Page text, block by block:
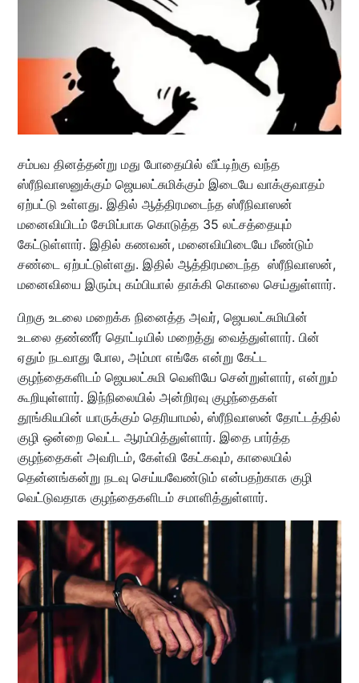
சம்பவ தினத்தன்று மது போதையில் வீட்டிற்கு வந்த
ஸ்ரீநிவாஸனுக்கும் ஜெயலட்சுமிக்கும் இடையே வாக்குவாதம்
ஏற்பட்டு உள்ளது. இதில் ஆத்திரமடைந்த ஸ்ரீநிவாஸன்
மனைவியிடம் சேமிப்பாக கொடுத்த 35 லட்சத்தையும்
கேட்டுள்ளார். இதில் கணவன், மனைவியிடையே மீண்டும்
சண்டை ஏற்பட்டுள்ளது. இதில் ஆத்திரமடைந்த ஸ்ரீநிவாஸன்,
மனைவியை இரும்பு கம்பியால் தாக்கி கொலை செய்துள்ளார்.
பிறகு உடலை மறைக்க நினைத்த அவர், ஜெயலட்சுமியின்
உடலை தண்ணீர் தொட்டியில் மறைத்து வைத்துள்ளார். பின்
ஏதும் நடவாது போல, அம்மா எங்கே என்று கேட்ட
குழந்தைகளிடம் ஜெயலட்சுமி வெளியே சென்றுள்ளார், என்றும்
கூறியுள்ளார். இந்நிலையில் அன்றிரவு குழந்தைகள்
தூங்கியபின் யாருக்கும் தெரியாமல், ஸ்ரீநிவாஸன் தோட்டத்தில்
குழி ஒன்றை வெட்ட ஆரம்பித்துள்ளார். இதை பார்த்த
குழந்தைகள் அவரிடம், கேள்வி கேட்கவும், காலையில்
தென்னங்கன்று நடவு செய்யவேண்டும் என்பதற்காக குழி
வெட்டுவதாக குழந்தைகளிடம் சமாளித்துள்ளார்.